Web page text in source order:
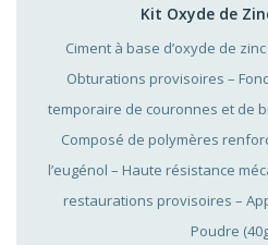
Kit Oxyde de
Ciment à base d’oxyde de
Obturations provisoires –
temporaire de couronnes et de
Composé de polymères
l’eugénol – Haute résistance
restaurations provisoires –
Poudre